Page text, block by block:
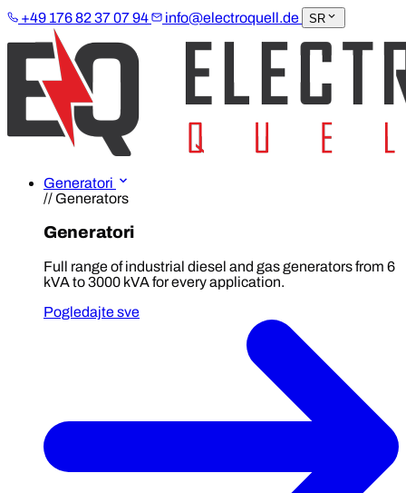
+49 176 82 37 07 94 info@electroquell.de SR
Generatori
// Generators
Generatori
Full range of industrial diesel and gas generators from 6
kVA to 3000 kVA for every application.
Pogledajte sve